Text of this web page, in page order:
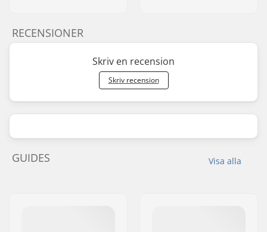
RECENSIONER
Skriv en recension
Skriv recension
Visa alla
GUIDES